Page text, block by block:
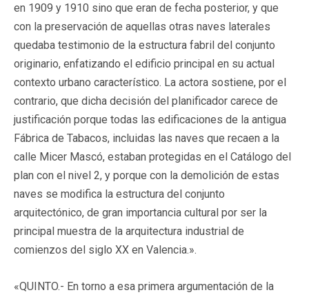
en 1909 y 1910 sino que eran de fecha posterior, y que
con la preservación de aquellas otras naves laterales
quedaba testimonio de la estructura fabril del conjunto
originario, enfatizando el edificio principal en su actual
contexto urbano característico. La actora sostiene, por el
contrario, que dicha decisión del planificador carece de
justificación porque todas las edificaciones de la antigua
Fábrica de Tabacos, incluidas las naves que recaen a la
calle Micer Mascó, estaban protegidas en el Catálogo del
plan con el nivel 2, y porque con la demolición de estas
naves se modifica la estructura del conjunto
arquitectónico, de gran importancia cultural por ser la
principal muestra de la arquitectura industrial de
comienzos del siglo XX en Valencia.».
«QUINTO.- En torno a esa primera argumentación de la